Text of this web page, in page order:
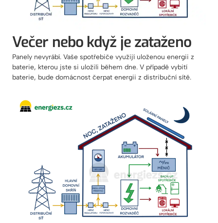
Večer nebo když je zataženo
Panely nevyrábí. Vaše spotřebiče využijí uloženou energii z
baterie, kterou jste si uložili během dne. V případě vybití
baterie, bude domácnost čerpat energii z distribuční sítě.